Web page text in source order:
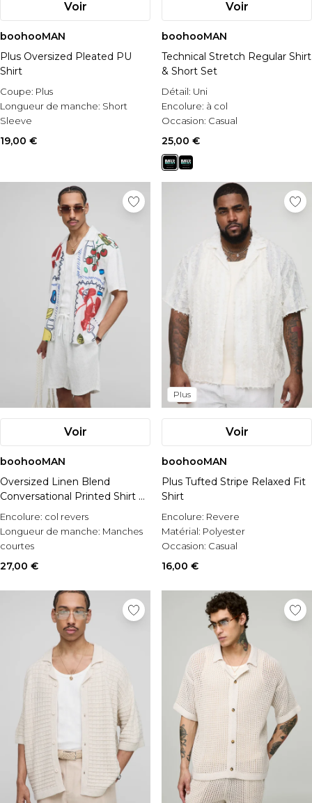
Voir
boohooMAN
Plus Oversized Pleated PU
Shirt
Coupe: Plus
Longueur de manche: Short
Sleeve
Style:
Short Sleeve Shirt
19,00 €
Voir
boohooMAN
Technical Stretch Regular Shirt
& Short Set
Détail: Uni
Encolure: à col
Occasion: Casual
25,00 €
Voir
boohooMAN
Oversized Linen Blend
Conversational Printed Shirt &
Short Set
Encolure: col revers
Longueur de manche: Manches
courtes
Occasion:
27,00 €
Plus
Voir
boohooMAN
Plus Tufted Stripe Relaxed Fit
Shirt
Encolure: Revere
Matérial: Polyester
Occasion: Casual
16,00 €